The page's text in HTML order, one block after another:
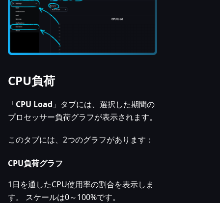
CPU負荷
「CPU Load 」タブには、選択した期間の
プロセッサー負荷グラフが表示されます。
このタブには、2つのグラフがあります：
CPU負荷グラフ
1日を通したCPU使用率の割合を表示しま
す。 スケールは0～100%です。